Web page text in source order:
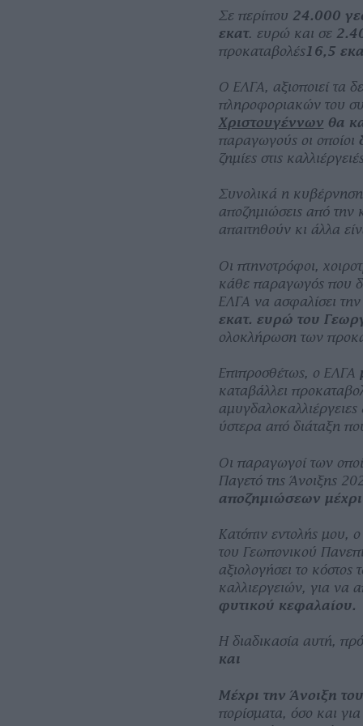
Σε περίπου 24.000
εκατ. ευρώ και σε
προκαταβολές16,5
Ο ΕΛΓΑ, αξιοποιεί τα
πληροφοριακών του
Χριστουγέννων θα
παραγωγούς οι οποίοι
ζημίες στις
Συνολικά η κυβέρνηση
αποζημιώσεις από την
απαιτηθούν κι άλλα
Οι πτηνοτρόφοι,
κάθε παραγωγός που
ΕΛΓΑ να ασφαλίσει
εκατ. ευρώ του
ολοκλήρωση των
Επιπροσθέτως, ο ΕΛΓΑ
καταβάλλει
ύστερα από διάταξη
Οι παραγωγοί των
Παγετό της Άνοιξης
αποζημιώσεων
Κατόπιν εντολής μου,
του Γεωπονικού
αξιολογήσει το
καλλιεργειών, για να
φυτικού κεφαλαίου.
Η διαδικασία αυτή,
και
Μέχρι την Άνοιξη
πορίσματα, όσο και